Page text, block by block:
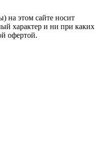
на этом сайте носит
характер и ни при каких
офертой.